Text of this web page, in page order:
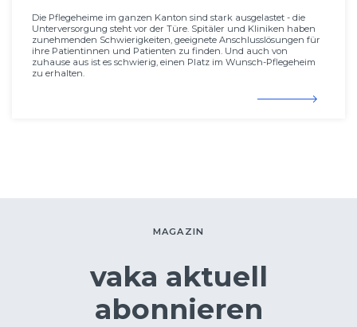
Die Pflegeheime im ganzen Kanton sind stark ausgelastet - die
Unterversorgung steht vor der Türe. Spitäler und Kliniken haben
zunehmenden Schwierigkeiten, geeignete Anschlusslösungen für
ihre Patientinnen und Patienten zu finden. Und auch von
zuhause aus ist es schwierig, einen Platz im Wunsch-Pflegeheim
zu erhalten.
MAGAZIN
vaka aktuell
abonnieren